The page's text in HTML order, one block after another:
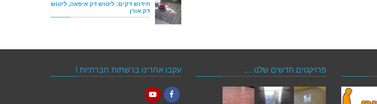
חידוש דקים: ליטוש דק איפאה, ליטוש
דק אורן
פרויקטים חדשים שלנו … עקבו אחרינו ברשתות חברתיות !